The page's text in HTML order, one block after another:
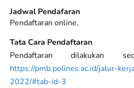
Jadwal Pendafaran
Pendaftaran online,
Tata Cara Pendaftaran
Pendaftaran dilakukan
https://pmb.polines.ac.id/jalur-
2022/#tab-id-3